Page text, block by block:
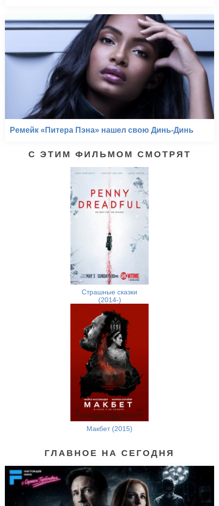
Ремейк «Питера Пэна» нашел свою Динь-Динь
С ЭТИМ ФИЛЬМОМ СМОТРЯТ
Страшные сказки
(2014-)
Макбет (2015)
ГЛАВНОЕ НА СЕГОДНЯ